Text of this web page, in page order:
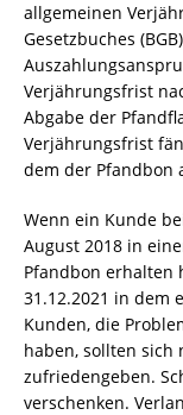
allgemeinen
Gesetzbuches
Verjährungsfrist
Abgabe der
Verjährungsfrist
dem der Pfandbon
Wenn ein Kunde
August 2018 in
Pfandbon erhalten
31.12.2021 in dem
Kunden, die
haben, sollten sich
zufriedengeben.
verschenken.